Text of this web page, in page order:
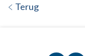
Terug